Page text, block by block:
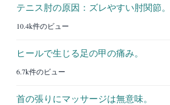
テニス肘の原因：ズレやすい肘関節。
10.4k件のビュー
ヒールで生じる足の甲の痛み。
6.7k件のビュー
首の張りにマッサージは無意味。